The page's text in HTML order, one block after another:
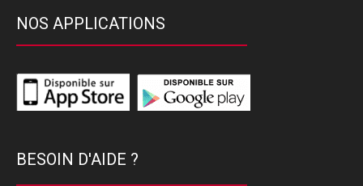
NOS APPLICATIONS
BESOIN D'AIDE ?